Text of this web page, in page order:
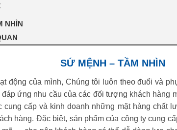
NHÌN
SỨ MỆNH – TẦM NHÌN
động của mình, Chúng tôi luôn theo đuổi và
ứng nhu cầu của các đối tượng khách hàng
cung cấp và kinh doanh những mặt hàng chất
hàng. Đặc biệt, sản phẩm của công ty cung